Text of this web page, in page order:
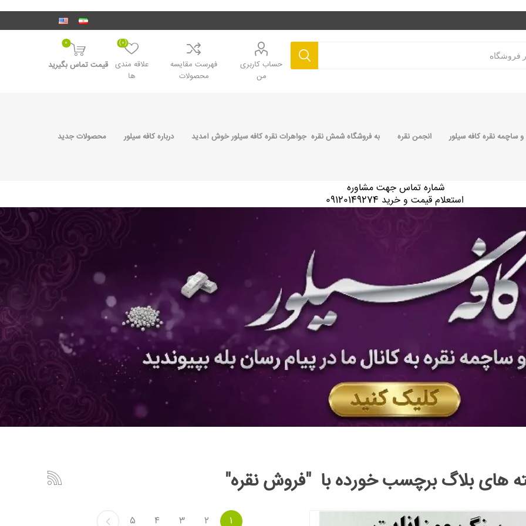
حساب کاربری
من
فهرست مقایسه
محصولات
علاقه مندی
ها
(0)
0
قیمت تماس بگیرید
ساچمه نقره کافه سیلور انجمن نقره به فروشگاه شمش نقره جواهرات نقره کافه سیلور خوش آمدید درباره کافه سیلور محصولات جدید
شماره تماس جهت مشاوره
استعلام قیمت و خرید 09120149274
های بلاگ برچسب خورده با "فروش نقره"
1
2
3
4
5